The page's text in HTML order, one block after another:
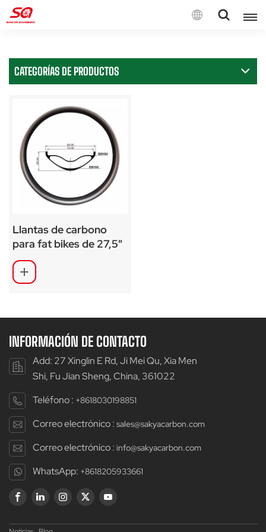
Español
CATEGORÍAS DE PRODUCTOS
Llantas de carbono
para fat bikes de 27,5"
sin cámara y con
cubierta, compatibles
con cubiertas de
INFORMACIÓN DE CONTACTO
Add: 27 Xinglin E Rd, Ji Mei Qu, Xia Men
Shi, Fu Jian Sheng, China, 361022
Teléfono : +8618030198851
Correo electrónico : sales@sakyacarbon.com
Correo electrónico : info@sakyacarbon.com
WhatsApp: +8618205933661